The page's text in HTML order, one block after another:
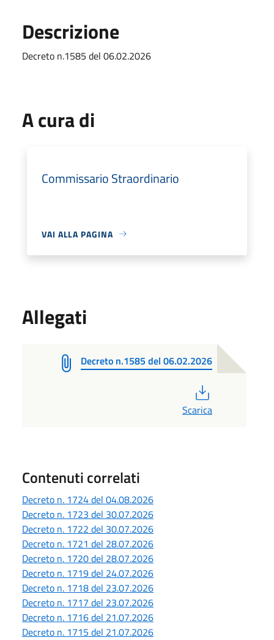
Descrizione
Decreto n.1585 del 06.02.2026
A cura di
Commissario Straordinario
VAI ALLA PAGINA
Allegati
Decreto n.1585 del 06.02.2026
Scarica
Contenuti correlati
Decreto n. 1724 del 04.08.2026
Decreto n. 1723 del 30.07.2026
Decreto n. 1722 del 30.07.2026
Decreto n. 1721 del 28.07.2026
Decreto n. 1720 del 28.07.2026
Decreto n. 1719 del 24.07.2026
Decreto n. 1718 del 23.07.2026
Decreto n. 1717 del 23.07.2026
Decreto n. 1716 del 21.07.2026
Decreto n. 1715 del 21.07.2026